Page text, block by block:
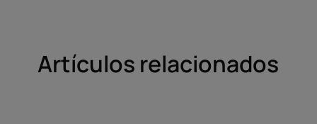
Artículos relacionados